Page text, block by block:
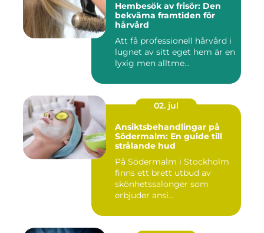
Hembesök av frisör: Den
bekväma framtiden för
hårvård
Att få professionell hårvård i
lugnet av sitt eget hem är en
lyxig men alltme...
02. jul
Ansiktsbehandlingar på
Södermalm: En guide till
strålande hud
På Södermalm i Stockholm
finns ett brett utbud av
skönhetssalonger som
erbjuder ansi...